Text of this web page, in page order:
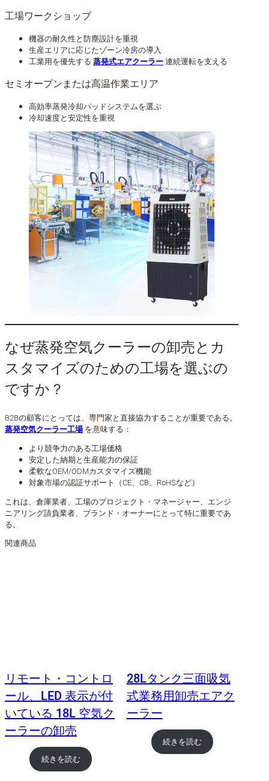
工場ワークショップ
機器の耐久性と防塵設計を重視
生産エリアに応じたゾーン冷房の導入
工業用を優先する 蒸発式エアクーラー連続運転を支える
セミオープンまたは高温作業エリア
高効率蒸発冷却パッドシステムを選ぶ
冷却速度と安定性を重視
なぜ蒸発空気クーラーの卸売とカ
スタマイズのための工場を選ぶの
ですか？
B2Bの顧客にとっては、専門家と直接協力することが重要である。
蒸発空気クーラー工場を意味する：
より競争力のある工場価格
安定した納期と生産能力の保証
柔軟なOEM/ODMカスタマイズ機能
対象市場の認証サポート（CE、CB、RoHSなど）
これは、倉庫業者、工場のプロジェクト・マネージャー、エンジ
ニアリング請負業者、ブランド・オーナーにとって特に重要であ
る。
関連商品
リモート・コントロ
ール、LED 表示が付
いている 18L 空気ク
ーラーの卸売
続きを読む
28Lタンク三面吸気
式業務用卸売エアク
ーラー
続きを読む